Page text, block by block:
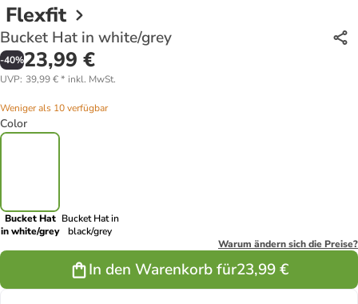
Flexfit
Bucket Hat in white/grey
-40%23,99 €
UVP: 39,99 €* inkl. MwSt.
Weniger als 10 verfügbar
Color
Bucket Hat
in white/grey
Bucket Hat in
black/grey
Warum ändern sich die Preise?
In den Warenkorb für23,99 €